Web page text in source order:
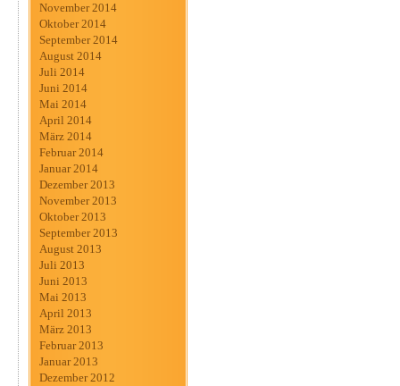
November 2014
Oktober 2014
September 2014
August 2014
Juli 2014
Juni 2014
Mai 2014
April 2014
März 2014
Februar 2014
Januar 2014
Dezember 2013
November 2013
Oktober 2013
September 2013
August 2013
Juli 2013
Juni 2013
Mai 2013
April 2013
März 2013
Februar 2013
Januar 2013
Dezember 2012